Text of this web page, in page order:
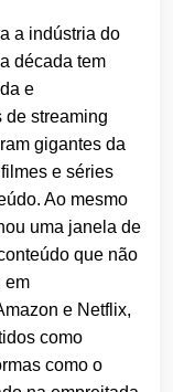
a indústria do
década tem
e
de streaming
gigantes da
e séries
Ao mesmo
uma janela de
que não
em
e Netflix,
como
como o